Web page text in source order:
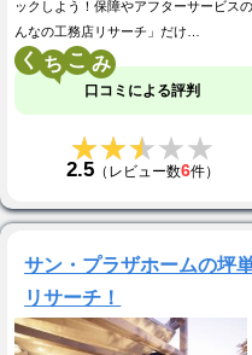
ックしよう！保障やアフターサービス
んなの工務店リサーチ」だけ…
く こ
口コミによる評判
★★★★★
★★★★★
2.5（レビュー数6件）
サン・プラザホームの坪
リサーチ！